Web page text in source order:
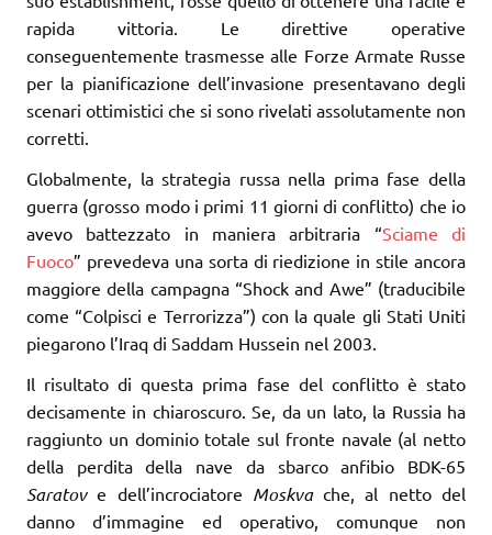
rapida vittoria. Le direttive operative
conseguentemente trasmesse alle Forze Armate Russe
per la pianificazione dell’invasione presentavano degli
scenari ottimistici che si sono rivelati assolutamente non
corretti.
Globalmente, la strategia russa nella prima fase della
guerra (grosso modo i primi 11 giorni di conflitto) che io
avevo battezzato in maniera arbitraria “Sciame di
Fuoco” prevedeva una sorta di riedizione in stile ancora
maggiore della campagna “Shock and Awe” (traducibile
come “Colpisci e Terrorizza”) con la quale gli Stati Uniti
piegarono l’Iraq di Saddam Hussein nel 2003.
Il risultato di questa prima fase del conflitto è stato
decisamente in chiaroscuro. Se, da un lato, la Russia ha
raggiunto un dominio totale sul fronte navale (al netto
della perdita della nave da sbarco anfibio BDK-65
Saratove dell’incrociatore Moskvache, al netto del
danno d’immagine ed operativo, comunque non